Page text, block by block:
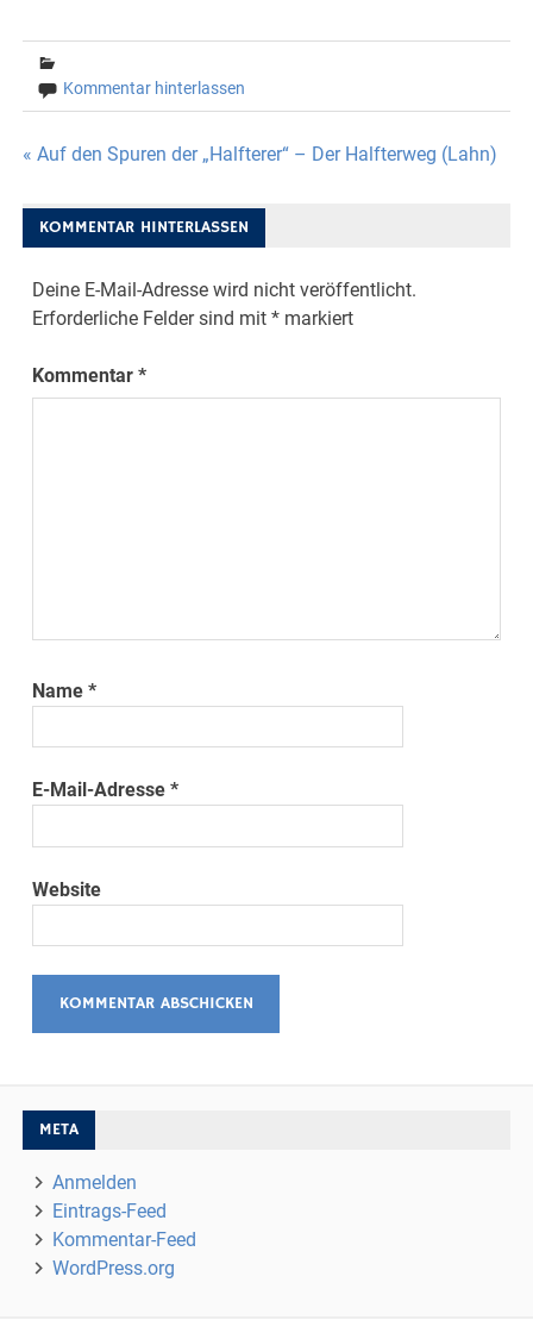
Kommentar hinterlassen
Beitragsnavigation
« Auf den Spuren der „Halfterer“ – Der Halfterweg (Lahn)
KOMMENTAR HINTERLASSEN
Deine E-Mail-Adresse wird nicht veröffentlicht.
Erforderliche Felder sind mit* markiert
Kommentar*
Name*
E-Mail-Adresse*
Website
META
Anmelden
Eintrags-Feed
Kommentar-Feed
WordPress.org